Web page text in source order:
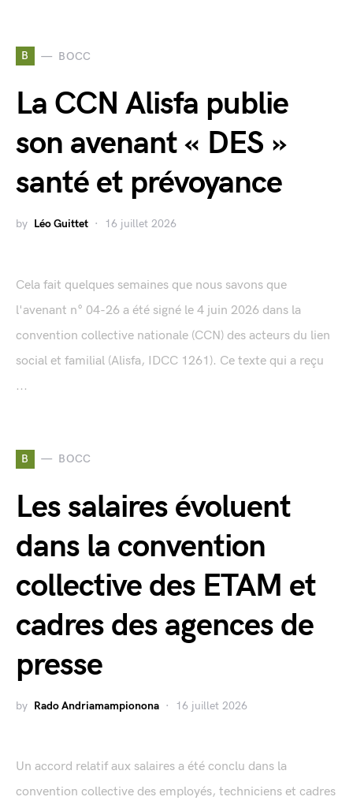
B BOCC
La CCN Alisfa publie
son avenant « DES »
santé et prévoyance
by Léo Guittet 16 juillet 2026
Cela fait quelques semaines que nous savons que
l'avenant n° 04-26 a été signé le 4 juin 2026 dans la
convention collective nationale (CCN) des acteurs du lien
social et familial (Alisfa, IDCC 1261). Ce texte qui a reçu
...
B BOCC
Les salaires évoluent
dans la convention
collective des ETAM et
cadres des agences de
presse
by Rado Andriamampionona 16 juillet 2026
Un accord relatif aux salaires a été conclu dans la
convention collective des employés, techniciens et cadres